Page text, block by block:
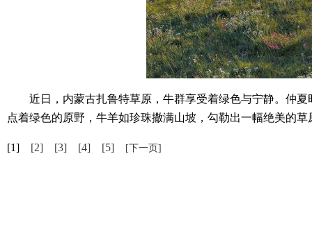
近日，内蒙古扎鲁特草原，牛群享受着绿色与宁静。仲夏
点着绿色的原野，牛羊如珍珠撒满山坡，勾勒出一幅绝美的
[1] [2] [3] [4] [5] [下一页]